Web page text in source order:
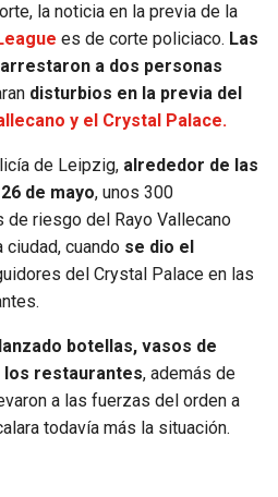
la noticia en la previa de la
es de corte policiaco. Las
a dos personas
disturbios en la previa del
y el Crystal Palace.
de Leipzig, alrededor de las
de mayo, unos 300
riesgo del Rayo Vallecano
cuando se dio el
del Crystal Palace en las
botellas, vasos de
los restaurantes, además de
a las fuerzas del orden a
todavía más la situación.